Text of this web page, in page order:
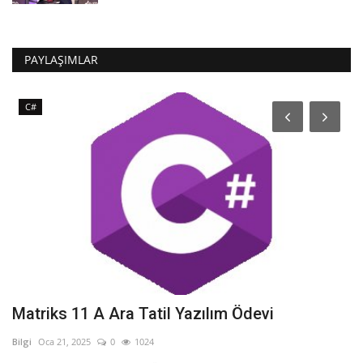
PAYLAŞIMLAR
C#
Matriks 11 A Ara Tatil Yazılım Ödevi
Bilgi Oca 21, 2025 0 1024